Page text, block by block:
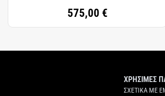
575,00 €
ΧΡΗΣΙΜΕΣ
ΣΧΕΤΙΚΑ ΜΕ